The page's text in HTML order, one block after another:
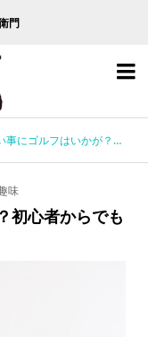
門

はいかが？初心者からでも楽しめる一生の趣味
味
初心者からでも